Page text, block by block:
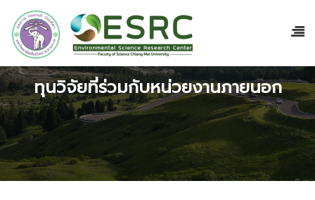
ทุนวิจัยที่ร่วมกับหน่วยงานภายนอก